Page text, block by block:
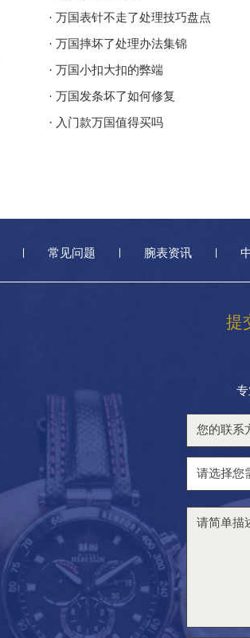
· 万国表针不走了处理技巧盘点
· 万国摔坏了处理办法集锦
· 万国小扣大扣的弊端
· 万国发条坏了如何修复
· 入门款万国值得买吗
常见问题 腕表资讯
提